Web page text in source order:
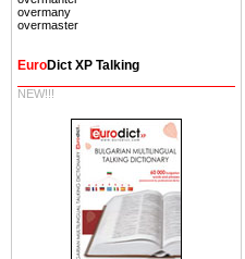
overmany
overmaster
EuroDict XP Talking
NEW!!!